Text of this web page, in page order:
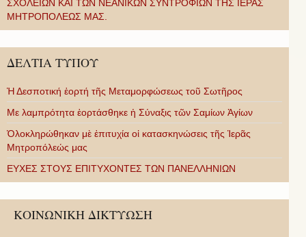
ΣΧΟΛΕΙΩΝ ΚΑΙ ΤΩΝ ΝΕΑΝΙΚΩΝ ΣΥΝΤΡΟΦΙΩΝ ΤΗΣ ΙΕΡΑΣ
ΜΗΤΡΟΠΟΛΕΩΣ ΜΑΣ.
ΔΕΛΤΙΑ ΤΥΠΟΥ
Ἡ Δεσποτική ἑορτή τῆς Μεταμορφώσεως τοῦ Σωτῆρος
Με λαμπρότητα ἑορτάσθηκε ἡ Σύναξις τῶν Σαμίων Ἁγίων
Ὁλοκληρώθηκαν μὲ ἐπιτυχία οἱ κατασκηνώσεις τῆς Ἱερᾶς
Μητροπόλεώς μας
ΕΥΧΕΣ ΣΤΟΥΣ ΕΠΙΤΥΧΟΝΤΕΣ ΤΩΝ ΠΑΝΕΛΛΗΝΙΩΝ
ΚΟΙΝΩΝΙΚΗ ΔΙΚΤΥΩΣΗ